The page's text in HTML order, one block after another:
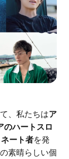
、私たちはア
のハートスロ
ート者を発
素晴らしい個